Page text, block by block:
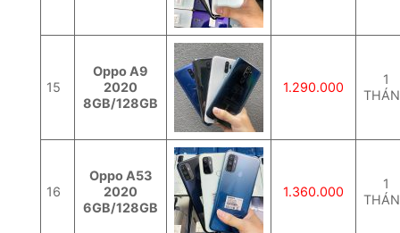
15
Oppo A9
2020
8GB/128GB
1.290.000
1
16
Oppo A53
2020
6GB/128GB
1.360.000
1